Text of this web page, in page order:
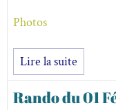
Photos
Lire la suite
Rando du 01